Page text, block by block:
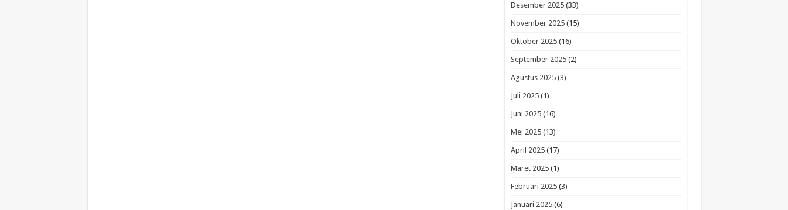
Desember 2025(33)
November 2025(15)
Oktober 2025(16)
September 2025(2)
Agustus 2025(3)
Juli 2025(1)
Juni 2025(16)
Mei 2025(13)
April 2025(17)
Maret 2025(1)
Februari 2025(3)
Januari 2025(6)